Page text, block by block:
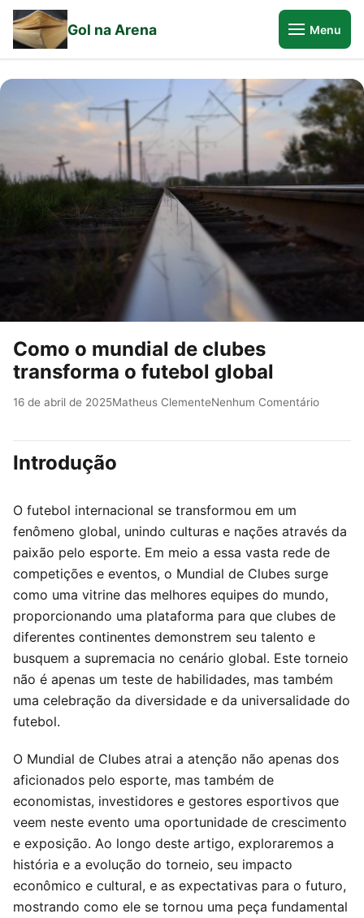
Gol na Arena Menu
Como o mundial de clubes
transforma o futebol global
16 de abril de 2025Matheus ClementeNenhum Comentário
Introdução
O futebol internacional se transformou em um
fenômeno global, unindo culturas e nações através da
paixão pelo esporte. Em meio a essa vasta rede de
competições e eventos, o Mundial de Clubes surge
como uma vitrine das melhores equipes do mundo,
proporcionando uma plataforma para que clubes de
diferentes continentes demonstrem seu talento e
busquem a supremacia no cenário global. Este torneio
não é apenas um teste de habilidades, mas também
uma celebração da diversidade e da universalidade do
futebol.
O Mundial de Clubes atrai a atenção não apenas dos
aficionados pelo esporte, mas também de
economistas, investidores e gestores esportivos que
veem neste evento uma oportunidade de crescimento
e exposição. Ao longo deste artigo, exploraremos a
história e a evolução do torneio, seu impacto
econômico e cultural, e as expectativas para o futuro,
mostrando como ele se tornou uma peça fundamental